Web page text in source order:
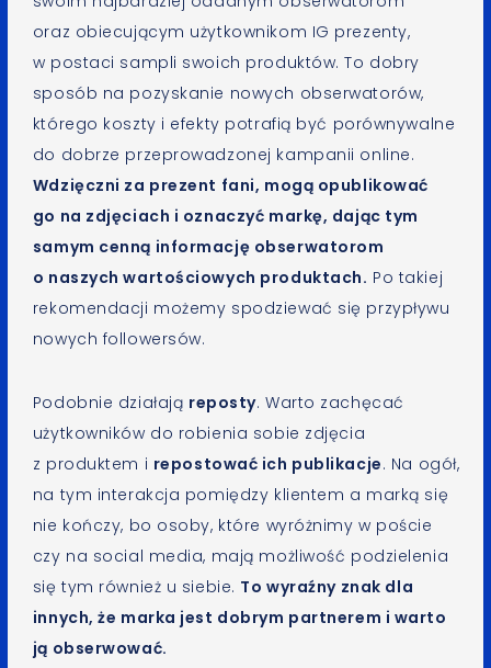
oraz obiecującym użytkownikom IG prezenty,
w postaci sampli swoich produktów. To dobry
sposób na pozyskanie nowych obserwatorów,
którego koszty i efekty potrafią być porównywalne
do dobrze przeprowadzonej kampanii online.
Wdzięczni za prezent fani, mogą opublikować
go na zdjęciach i oznaczyć markę, dając tym
samym cenną informację obserwatorom
o naszych wartościowych produktach. Po takiej
rekomendacji możemy spodziewać się przypływu
nowych followersów.
Podobnie działają reposty. Warto zachęcać
użytkowników do robienia sobie zdjęcia
z produktem i repostować ich publikacje. Na ogół,
na tym interakcja pomiędzy klientem a marką się
nie kończy, bo osoby, które wyróżnimy w poście
czy na social media, mają możliwość podzielenia
się tym również u siebie. To wyraźny znak dla
innych, że marka jest dobrym partnerem i warto
ją obserwować.